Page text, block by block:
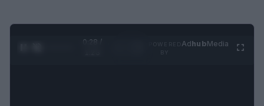
0:29 /
AdhubMedia